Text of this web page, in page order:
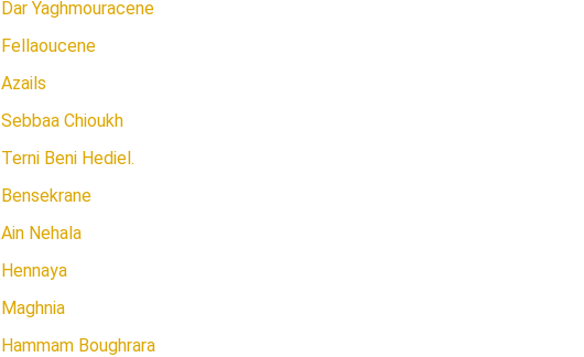
Dar Yaghmouracene
Fellaoucene
Azails
Sebbaa Chioukh
Terni Beni Hediel.
Bensekrane
Ain Nehala
Hennaya
Maghnia
Hammam Boughrara